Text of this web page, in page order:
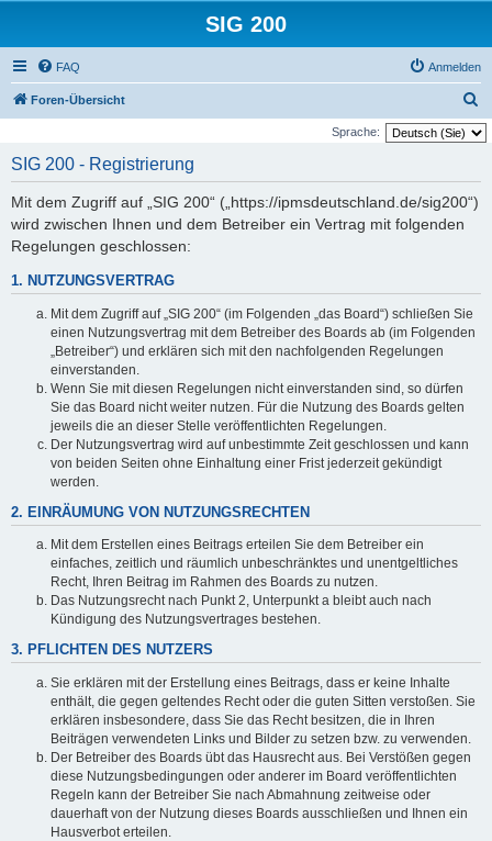
SIG 200
FAQ Anmelden
Foren-Übersicht
u
Sprache:
SIG 200 - Registrierung
Mit dem Zugriff auf „SIG 200“ („https://ipmsdeutschland.de/sig200“)
wird zwischen Ihnen und dem Betreiber ein Vertrag mit folgenden
Regelungen geschlossen:
1. NUTZUNGSVERTRAG
Mit dem Zugriff auf „SIG 200“ (im Folgenden „das Board“) schließen Sie
einen Nutzungsvertrag mit dem Betreiber des Boards ab (im Folgenden
„Betreiber“) und erklären sich mit den nachfolgenden Regelungen
einverstanden.
Wenn Sie mit diesen Regelungen nicht einverstanden sind, so dürfen
Sie das Board nicht weiter nutzen. Für die Nutzung des Boards gelten
jeweils die an dieser Stelle veröffentlichten Regelungen.
Der Nutzungsvertrag wird auf unbestimmte Zeit geschlossen und kann
von beiden Seiten ohne Einhaltung einer Frist jederzeit gekündigt
werden.
2. EINRÄUMUNG VON NUTZUNGSRECHTEN
Mit dem Erstellen eines Beitrags erteilen Sie dem Betreiber ein
einfaches, zeitlich und räumlich unbeschränktes und unentgeltliches
Recht, Ihren Beitrag im Rahmen des Boards zu nutzen.
Das Nutzungsrecht nach Punkt 2, Unterpunkt a bleibt auch nach
Kündigung des Nutzungsvertrages bestehen.
3. PFLICHTEN DES NUTZERS
Sie erklären mit der Erstellung eines Beitrags, dass er keine Inhalte
enthält, die gegen geltendes Recht oder die guten Sitten verstoßen. Sie
erklären insbesondere, dass Sie das Recht besitzen, die in Ihren
Beiträgen verwendeten Links und Bilder zu setzen bzw. zu verwenden.
Der Betreiber des Boards übt das Hausrecht aus. Bei Verstößen gegen
diese Nutzungsbedingungen oder anderer im Board veröffentlichten
Regeln kann der Betreiber Sie nach Abmahnung zeitweise oder
dauerhaft von der Nutzung dieses Boards ausschließen und Ihnen ein
Hausverbot erteilen.